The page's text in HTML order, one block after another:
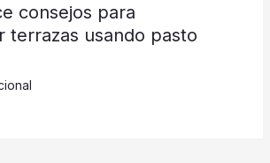
consejos para
terrazas usando pasto